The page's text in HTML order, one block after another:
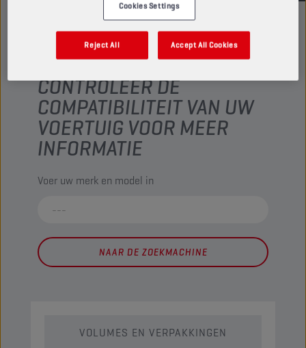
CONTROLEER DE
COMPATIBILITEIT VAN UW
VOERTUIG VOOR MEER
INFORMATIE
Voer uw merk en model in
NAAR DE ZOEKMACHINE
VOLUMES EN VERPAKKINGEN
Cookies Settings
Reject All Accept All Cookies